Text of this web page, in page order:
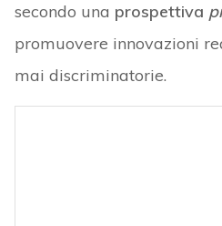
secondo una prospettiva
promuovere innovazioni
mai discriminatorie.